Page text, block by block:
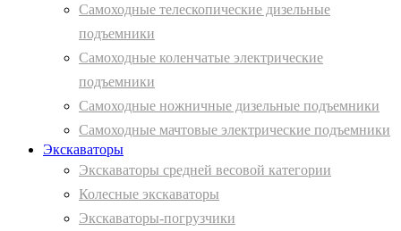
Самоходные телескопические дизельные
подъемники
Самоходные коленчатые электрические
подъемники
Самоходные ножничные дизельные подъемники
Самоходные мачтовые электрические подъемники
Экскаваторы
Экскаваторы средней весовой категории
Колесные экскаваторы
Экскаваторы-погрузчики